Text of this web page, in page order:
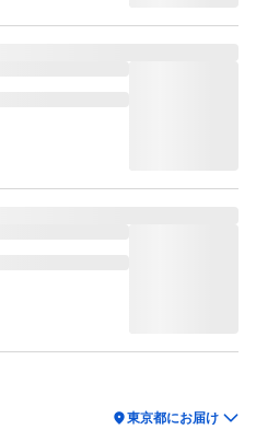
location_on東京都にお届け